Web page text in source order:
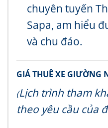
chuyên tuyến
Sapa, am hiểu
và chu đáo.
GIÁ THUÊ XE GIƯỜNG
(Lịch trình tham
theo yêu cầu của